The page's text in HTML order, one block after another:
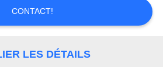
CONTACT!
LES DÉTAILS